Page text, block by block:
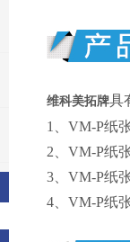
维科美拓牌具
1、 VM-P纸
2、 VM-P纸
3、 VM-P纸
4、VM-P纸